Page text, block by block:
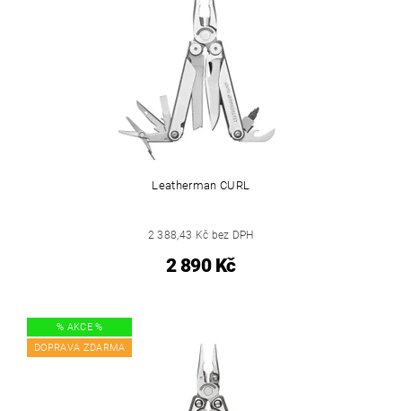
Leatherman CURL
2 388,43 Kč bez DPH
2 890 Kč
% AKCE %
DOPRAVA ZDARMA